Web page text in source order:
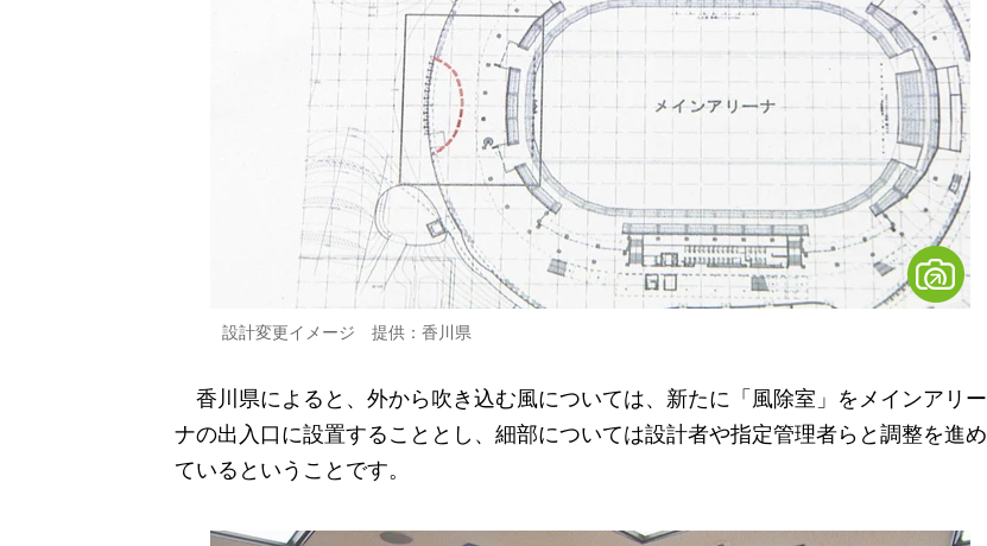
設計変更イメージ 提供：香川県
香川県によると、外から吹き込む風については、新たに「風除室」をメインアリー
ナの出入口に設置することとし、細部については設計者や指定管理者らと調整を進め
ているということです。